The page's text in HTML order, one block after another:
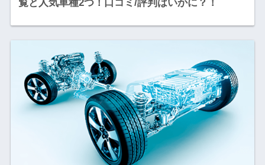
覧と人気車種2つ！口コミ/評判はいかに？！